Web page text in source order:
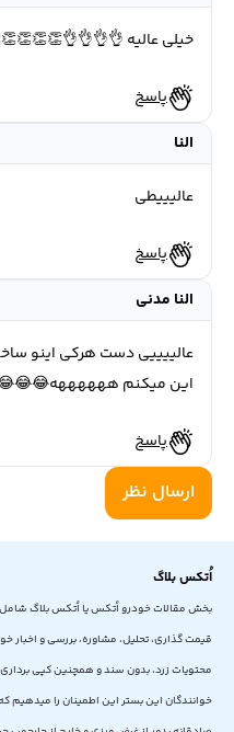
خیلی عالیه
پاسخ
النا
عالیییطی
پاسخ
النا مدنی
عالییییی دست هرکی اینو
این میکنم
پاسخ
ارسال نظر
اُتکس بلاگ
بخش مقالات خودرو اُتکس یا اُتکس بلاگ
قیمت گذاری، تحلیل، مشاوره، بررسی و
محتویات زرد، بدون سند و همچنین کپی
خوانندگان این بستر این اطمینان را میدهیم